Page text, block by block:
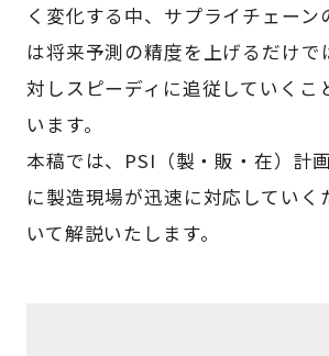
く変化する中、サプライチェーン
は将来予測の精度を上げるだけで
対しスピーディに追従していくこ
います。
本稿では、PSI（製・販・在）計
に製造現場が迅速に対応していく
いて解説いたします。